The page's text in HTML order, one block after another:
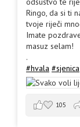
Ringo, da si ti
tvoje riječi
Imate
masuz selam!
.
#hvala #sjenica
105